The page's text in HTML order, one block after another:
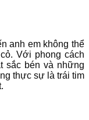
anh em không thể
Với phong cách
sắc bén và những
thực sự là trái tim